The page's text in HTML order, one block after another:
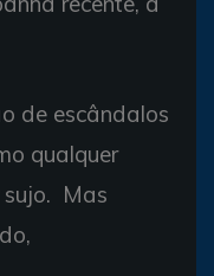
de escândalos
qualquer
sujo. Mas